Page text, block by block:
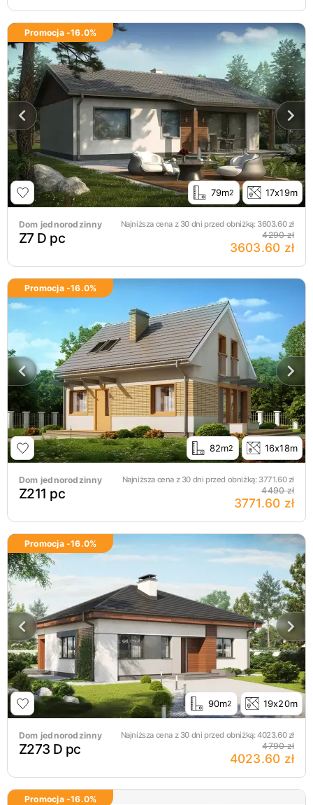
Promocja -16.0%
79m2 17x19m
Dom jednorodzinny Najniższa cena z 30 dni przed obniżką: 3603.60zł
Z7 D pc 4290 zł
3603.60 zł
Promocja -16.0%
82m2 16x18m
Dom jednorodzinny Najniższa cena z 30 dni przed obniżką: 3771.60zł
Z211 pc 4490 zł
3771.60 zł
Promocja -16.0%
90m2 19x20m
Dom jednorodzinny Najniższa cena z 30 dni przed obniżką:4023.60zł
Z273 D pc 4790 zł
4023.60 zł
Promocja -16.0%